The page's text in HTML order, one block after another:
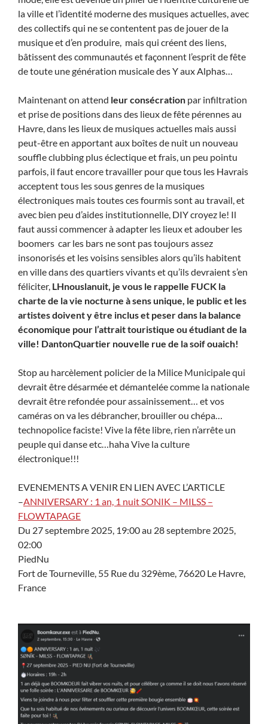
la ville et l’identité moderne des musiques actuelles, avec
des collectifs qui ne se contentent pas de jouer de la
musique et d’en produire, mais qui créent des liens,
bâtissent des communautés et façonnent l’esprit de fête
de toute une génération musicale des Y aux Alphas…
Maintenant on attend leur consécration par infiltration
et prise de positions dans des lieux de fête pérennes au
Havre, dans les lieux de musiques actuelles mais aussi
peut-être en apportant aux boîtes de nuit un nouveau
souffle clubbing plus éclectique et frais, un peu pointu
parfois, il faut encore travailler pour que tous les Havrais
acceptent tous les sous genres de la musiques
électroniques mais toutes ces fourmis sont au travail, et
avec bien peu d’aides institutionnelle, DIY croyez le! Il
faut aussi commencer à adapter les lieux et adouber les
boomers car les bars ne sont pas toujours assez
insonorisés et les voisins sensibles alors qu’ils habitent
en ville dans des quartiers vivants et qu’ils devraient s’en
féliciter, LHnouslanuit, je vous le rappelle FUCK la
charte de la vie nocturne à sens unique, le public et les
artistes doivent y être inclus et peser dans la balance
économique pour l’attrait touristique ou étudiant de la
ville! DantonQuartier nouvelle rue de la soif ouaich!
Stop au harcèlement policier de la Milice Municipale qui
devrait être désarmée et démantelée comme la nationale
devrait être refondée pour assainissement… et vos
caméras on va les débrancher, brouiller ou chépa…
technopolice faciste! Vive la fête libre, rien n’arrête un
peuple qui danse etc…haha Vive la culture
électronique!!!
EVENEMENTS A VENIR EN LIEN AVEC L’ARTICLE
–ANNIVERSARY : 1 an, 1 nuit SONIK – MILSS –
FLOWTAPAGE
Du 27 septembre 2025, 19:00 au 28 septembre 2025,
02:00
PiedNu
Fort de Tourneville, 55 Rue du 329ème, 76620 Le Havre,
France